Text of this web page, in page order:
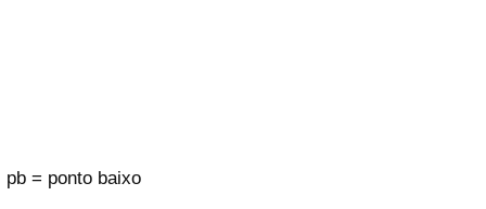
pb = ponto baixo